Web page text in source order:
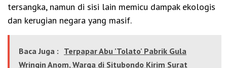
tersangka, namun di sisi lain memicu dampak ekologis
dan kerugian negara yang masif.
Baca Juga : Terpapar Abu 'Tolato' Pabrik Gula
Wringin Anom, Warga di Situbondo Kirim Surat